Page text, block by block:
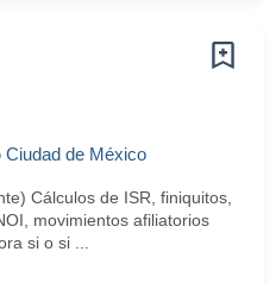
Ciudad de México
Cálculos de ISR, finiquitos,
movimientos afiliatorios
si o si ...